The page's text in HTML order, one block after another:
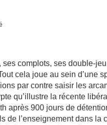
ses complots, ses double-
cela joue au sein d’une
par contre saisir les
qu’illustre la récente
après 900 jours de
de l’enseignement dans la